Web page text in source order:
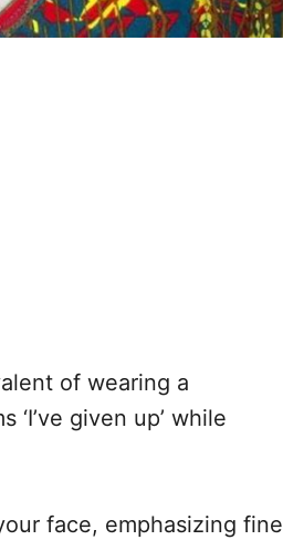
of wearing a
given up’ while
face, emphasizing fine